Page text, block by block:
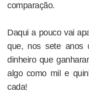
comparação.
Daqui a pouco vai
que, nos sete anos
dinheiro que
algo como mil e
cada!